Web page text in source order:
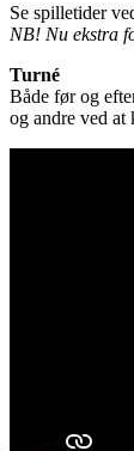
Se spilletider
NB! Nu ekstra
Turné
Både før og
og andre ved at